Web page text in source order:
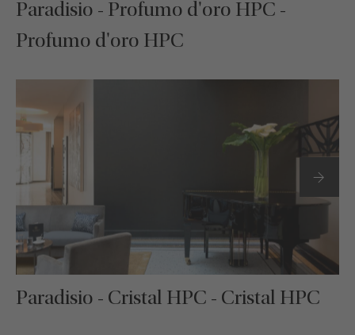
Paradisio - Profumo d'oro HPC -
Profumo d'oro HPC
Paradisio - Cristal HPC - Cristal HPC